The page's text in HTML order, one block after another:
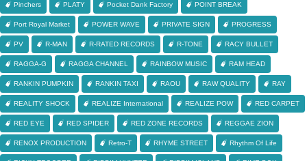
Pinchers PLATY Pocket Dank Factory POINT BREAK
Port Royal Market POWER WAVE PRIVATE SIGN PROGRESS
PV R-MAN R-RATED RECORDS R-TONE RACY BULLET
RAGGA-G RAGGA CHANNEL RAINBOW MUSIC RAM HEAD
RANKIN PUMPKIN RANKIN TAXI RAOU RAW QUALITY RAY
REALITY SHOCK REALIZE International REALIZE POW RED CARPET
RED EYE RED SPIDER RED ZONE RECORDS REGGAE ZION
RENOX PRODUCTION Retro-T RHYME STREET Rhythm Of Life